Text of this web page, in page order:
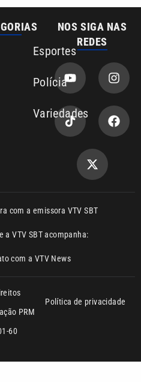
Esportes
Polícia
Variedades
NOS SIGA NAS
REDES
com a emissora VTV SBT
a VTV SBT acompanha:
com a VTV News
PRM
60
Política de privacidade